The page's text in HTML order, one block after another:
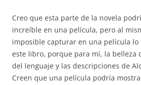
Creo que esta parte de la novela
increíble en una película, pero al
imposible capturar en una película lo
este libro, porque para mí, la belleza
del lenguaje y las descripciones de
Creen que una película podría